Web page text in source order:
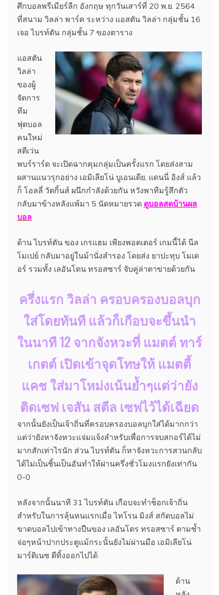
ศึกบอลพรีเมียร์ลีก อังกฤษ ทุกวันเสาร์ที่ 20 พ.ย. 2564
ที่สนาม วิลล่า พาร์ค ระหว่าง แอสตัน วิลล่า กลุ่มชั้น 16
เจอ ไบรท์ตัน กลุ่มชั้น 7 ของตาราง
แอสตัน
วิลล่า
ของผู้
จัดการ
ทีม
ฟุตบอล
คนใหม่
สตีเว่น
พบร์ราร์ด จะเปิดฉากคุมกลุ่มเป็นครั้งแรก โดยส่งสาม
ผสานแนวรุกอย่าง เอมิเลียโน่ บูเอนเดีย, แดนนี่ อิงส์ แล้ว
ก็ โอลลี่ วัตกิ้นส์ ผนึกกำลังด้วยกัน หวังพาทีมรู้สึกตัว
กลับมาข้างหลังแพ้มา 5 นัดหมายรวด ดูบอลสดบ้านผล
บอล
ด้าน ไบรท์ตัน ของ เกรแฮม เพียงพอตเตอร์ เกมนี้ได้ นีล
โมเปย์ กลับมาอยู่ในม้านั่งสำรอง โดยส่ง ยาปะทุบ โมเด
อร์ รวมทั้ง เลอันโดน ทรอสซาร์ จับคู่ล่าตาข่ายด้วยกัน
ครึ่งแรก วิลล่า ครอบครองบอลบุก
ใส่โดยทันที แล้วก็เกือบจะขึ้นนำ
ในนาที 12 จากจังหวะที่ แมตต์ ทาร์
เกตต์ เปิดเข้าจุดโทษให้ แมตตี้
แคช ใส่มาโหม่งเน้นย้ำๆแต่ว่ายัง
ติดเซฟ เจสัน สตีล เซฟไว้ได้เฉียด
จากนั้นยังเป็นเจ้าถิ่นที่ครอบครองบอลบุกใส่ได้มากกว่า
แต่ว่ายังหาจังหวะแจ่มแจ้งสำหรับเพื่อการจบสกอร์ได้ไม่
มากสักเท่าไรนัก ส่วน ไบรท์ตัน ก็หาจังหวะการสวนกลับ
ได้ไม่เป็นชิ้นเป็นอันทำให้ผ่านครึ่งชั่วโมงแรกยังเท่ากัน
0-0
หลังจากนั้นนาที 31 ไบรท์ตัน เกือบจะทำช็อกเจ้าถิ่น
สำหรับในการลุ้นหนแรกเมื่อ ไทโรน มิงส์ สกัดบอลไม่
ขาดบอลไปเข้าทางปืนของ เลอันโดร ทรอสซาร์ ตามซ้ำ
จ่อๆหน้าปากประตูแม้กระนั้นยังไม่ผ่านมือ เอมิเลียโน่
มาร์ติเนซ ตีทิ้งออกไปได้
ด้าน